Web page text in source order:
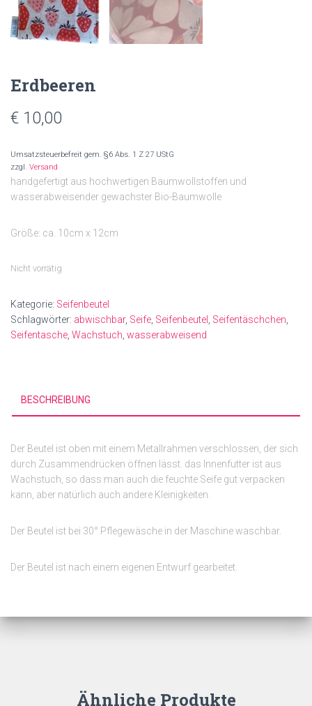
Erdbeeren
€ 10,00
Umsatzsteuerbefreit gem. §6 Abs. 1 Z 27 UStG
zzgl. Versand
handgefertigt aus hochwertigen Baumwollstoffen und
wasserabweisender gewachster Bio-Baumwolle
Größe: ca. 10cm x 12cm
Nicht vorrätig
Kategorie: Seifenbeutel
Schlagwörter: abwischbar, Seife, Seifenbeutel , Seifentäschchen,
Seifentasche, Wachstuch, wasserabweisend
BESCHREIBUNG
Der Beutel ist oben mit einem Metallrahmen verschlossen, der sich
durch Zusammendrücken öffnen lässt. das Innenfutter ist aus
Wachstuch, so dass man auch die feuchte Seife gut verpacken
kann, aber natürlich auch andere Kleinigkeiten.
Der Beutel ist bei 30° Pflegewäsche in der Maschine waschbar.
Der Beutel ist nach einem eigenen Entwurf gearbeitet.
Ähnliche Produkte